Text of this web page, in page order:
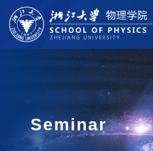
Seminar